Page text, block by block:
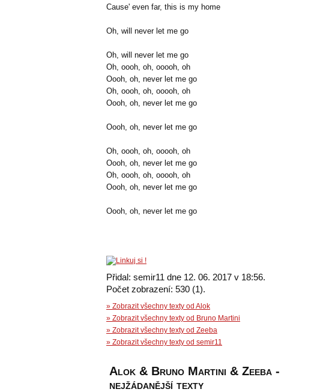
Cause' even far, this is my home
Oh, will never let me go
Oh, will never let me go
Oh, oooh, oh, ooooh, oh
Oooh, oh, never let me go
Oh, oooh, oh, ooooh, oh
Oooh, oh, never let me go
Oooh, oh, never let me go
Oh, oooh, oh, ooooh, oh
Oooh, oh, never let me go
Oh, oooh, oh, ooooh, oh
Oooh, oh, never let me go
Oooh, oh, never let me go
Přidal: semir11 dne 12. 06. 2017 v 18:56.
Počet zobrazení: 530 (1).
» Zobrazit všechny texty od Alok
» Zobrazit všechny texty od Bruno Martini
» Zobrazit všechny texty od Zeeba
» Zobrazit všechny texty od semir11
Alok & Bruno Martini & Zeeba -
nejžádanější texty